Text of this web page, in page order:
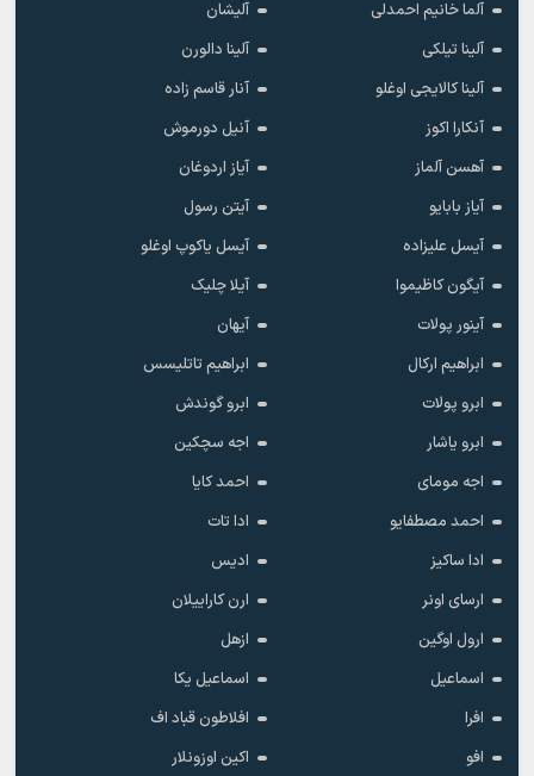
آلما خانیم احمدلی
آلیشان
آلینا تیلکی
آلینا دالورن
آلینا کالایجی اوغلو
آنار قاسم زاده
آنکارا اکوز
آنیل دورموش
آهسن آلماز
آیاز اردوغان
آیاز بابایو
آیتن رسول
آیسل علیزاده
آیسل یاکوپ اوغلو
آیگون کاظیموا
آیلا چلیک
آینور پولات
آیهان
ابراهیم ارکال
ابراهیم تاتلیسس
ابرو پولات
ابرو گوندش
ابرو یاشار
اجه سچکین
اجه مومای
احمد کایا
احمد مصطفایو
ادا تات
ادا ساکیز
ادیس
ارسای اونر
ارن کاراییلان
ارول اوگین
ازهل
اسماعیل
اسماعیل یکا
افرا
افلاطون قباد اف
افو
اکین اوزونلار